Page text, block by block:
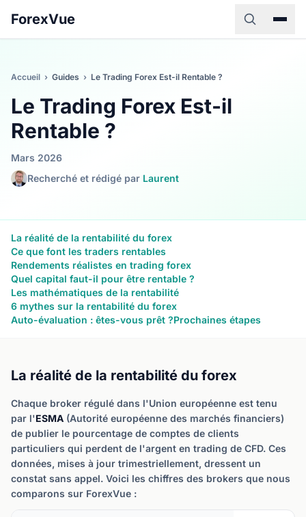
ForexVue
Accueil › Guides › Le Trading Forex Est-il Rentable ?
Le Trading Forex Est-il
Rentable ?
Mars 2026
Recherché et rédigé par Laurent
La réalité de la rentabilité du forex
Ce que font les traders rentables
Rendements réalistes en trading forex
Quel capital faut-il pour être rentable ?
Les mathématiques de la rentabilité
6 mythes sur la rentabilité du forex
Auto-évaluation : êtes-vous prêt ?Prochaines étapes
La réalité de la rentabilité du forex
Chaque broker régulé dans l'Union européenne est tenu
par l'ESMA (Autorité européenne des marchés financiers)
de publier le pourcentage de comptes de clients
particuliers qui perdent de l'argent en trading de CFD. Ces
données, mises à jour trimestriellement, dressent un
constat sans appel. Voici les chiffres des brokers que nous
comparons sur ForexVue :